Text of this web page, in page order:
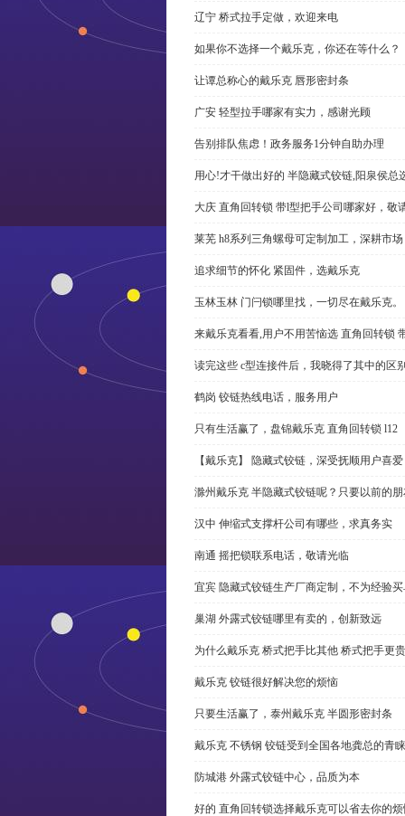
辽宁 桥式拉手定做，欢迎来电
如果你不选择一个戴乐克，你还在等什么？
让谭总称心的戴乐克 唇形密封条
广安 轻型拉手哪家有实力，感谢光顾
告别排队焦虑！政务服务1分钟自助办理
用心!才干做出好的 半隐藏式铰链,阳泉侯总
大庆 直角回转锁 带l型把手公司哪家好，敬
莱芜 h8系列三角螺母可定制加工，深耕市场
追求细节的怀化 紧固件，选戴乐克
玉林玉林 门闩锁哪里找，一切尽在戴乐克。
来戴乐克看看,用户不用苦恼选 直角回转锁
读完这些 c型连接件后，我晓得了其中的区
鹤岗 铰链热线电话，服务用户
只有生活赢了，盘锦戴乐克 直角回转锁 l12
【戴乐克】 隐藏式铰链，深受抚顺用户喜
滁州戴乐克 半隐藏式铰链呢？只要以前的
汉中 伸缩式支撑杆公司有哪些，求真务实
南通 摇把锁联系电话，敬请光临
宜宾 隐藏式铰链生产厂商定制，不为经验
巢湖 外露式铰链哪里有卖的，创新致远
为什么戴乐克 桥式把手比其他 桥式把手更
戴乐克 铰链很好解决您的烦恼
只要生活赢了，泰州戴乐克 半圆形密封条
戴乐克 不锈钢 铰链受到全国各地龚总的青睐
防城港 外露式铰链中心，品质为本
好的 直角回转锁选择戴乐克可以省去你的